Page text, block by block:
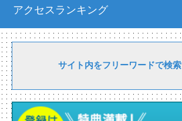
アクセスランキング
サイト内をフリーワードで検索